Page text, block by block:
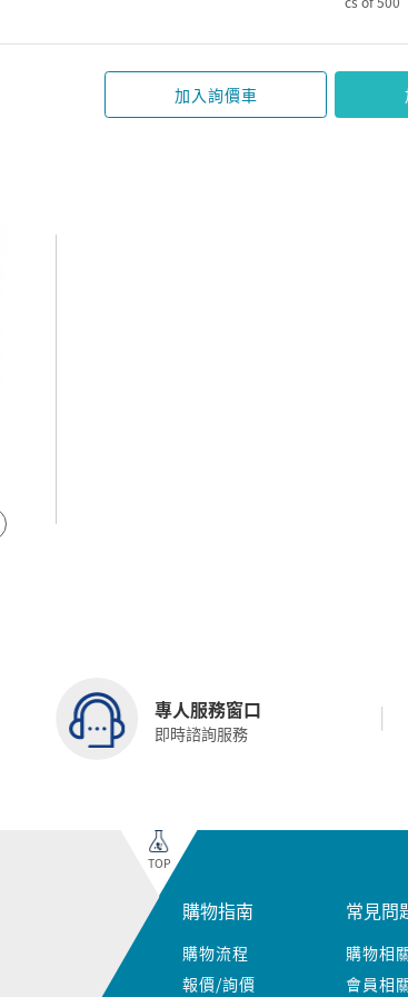
加入詢價車
專人服務窗口
即時諮詢服務
TOP
購物指南
購物流程
報價/詢價
常見問
購物相
會員相